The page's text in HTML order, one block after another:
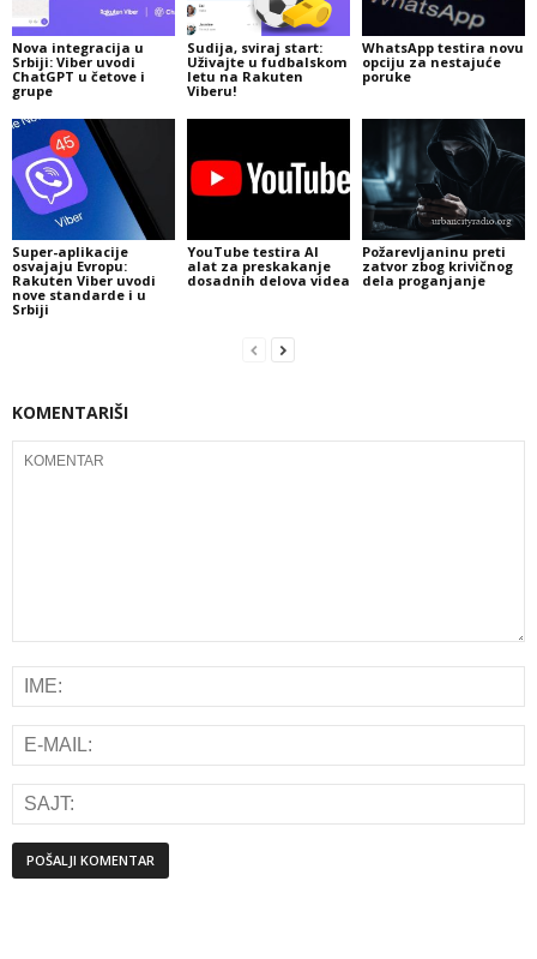
Nova integracija u
Srbiji: Viber uvodi
ChatGPT u četove i
grupe
Sudija, sviraj start:
Uživajte u fudbalskom
letu na Rakuten
Viberu!
WhatsApp testira novu
opciju za nestajuće
poruke
Super-aplikacije
osvajaju Evropu:
Rakuten Viber uvodi
nove standarde i u
Srbiji
YouTube testira AI
alat za preskakanje
dosadnih delova videa
Požarevljaninu preti
zatvor zbog krivičnog
dela proganjanje
KOMENTARIŠI